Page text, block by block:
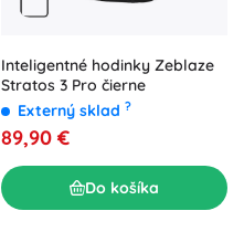
Inteligentné hodinky Zeblaze
Stratos 3 Pro čierne
Externý sklad ?
89,90 €
Do košíka